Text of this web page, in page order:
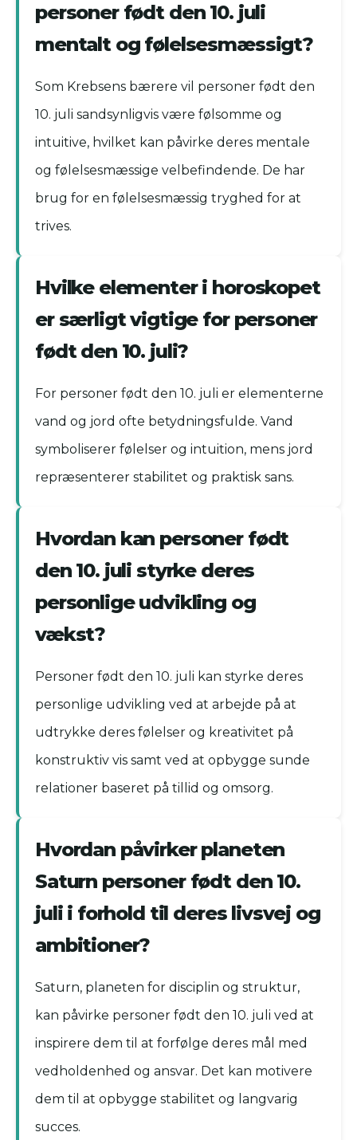
personer født den 10. juli
mentalt og følelsesmæssigt?
Som Krebsens bærere vil personer født den
10. juli sandsynligvis være følsomme og
intuitive, hvilket kan påvirke deres mentale
og følelsesmæssige velbefindende. De har
brug for en følelsesmæssig tryghed for at
trives.
Hvilke elementer i horoskopet
er særligt vigtige for personer
født den 10. juli?
For personer født den 10. juli er elementerne
vand og jord ofte betydningsfulde. Vand
symboliserer følelser og intuition, mens jord
repræsenterer stabilitet og praktisk sans.
Hvordan kan personer født
den 10. juli styrke deres
personlige udvikling og
vækst?
Personer født den 10. juli kan styrke deres
personlige udvikling ved at arbejde på at
udtrykke deres følelser og kreativitet på
konstruktiv vis samt ved at opbygge sunde
relationer baseret på tillid og omsorg.
Hvordan påvirker planeten
Saturn personer født den 10.
juli i forhold til deres livsvej og
ambitioner?
Saturn, planeten for disciplin og struktur,
kan påvirke personer født den 10. juli ved at
inspirere dem til at forfølge deres mål med
vedholdenhed og ansvar. Det kan motivere
dem til at opbygge stabilitet og langvarig
succes.